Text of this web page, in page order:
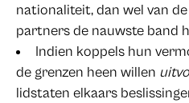
nationaliteit, dan wel van
partners de nauwste band
Indien koppels hun
de grenzen heen willen
lidstaten elkaars